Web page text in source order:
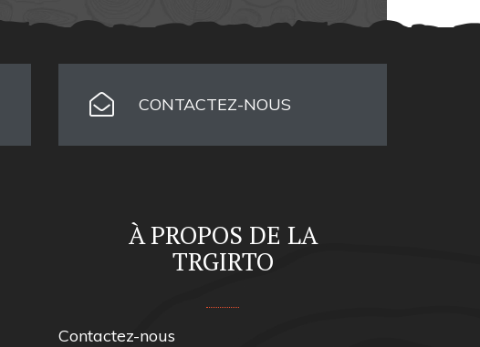
CONTACTEZ-NOUS
À PROPOS DE LA
TRGIRTO
Contactez-nous